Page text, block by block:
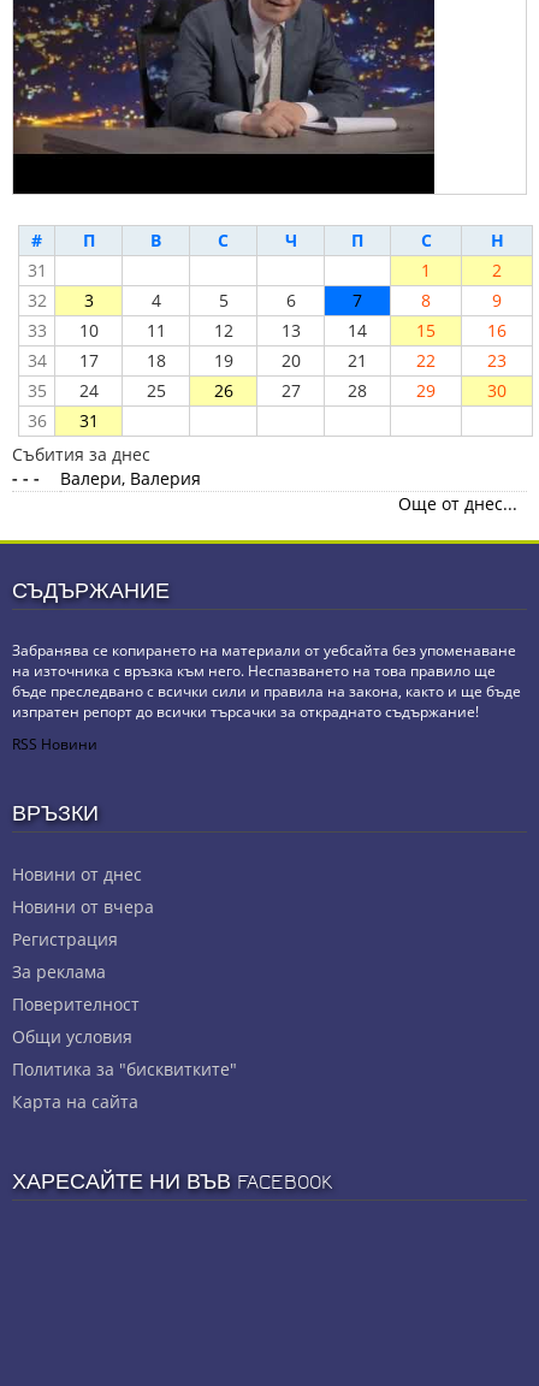
# П В С Ч П С
Н
31
1
2
32
3 4 5 6 7 8
9
33
10 11 12 13 14 15
16
34
17 18 19 20 21 22
23
35
24 25 26 27 28 29
30
36
31
Събития за днес
- - -
Валери, Валерия
Още от днес...
СЪДЪРЖАНИЕ
Забранява се копирането на материали от уебсайта без упоменаване
на източника с връзка към него. Неспазването на това правило ще
бъде преследвано с всички сили и правила на закона, както и ще бъде
изпратен репорт до всички търсачки за откраднато съдържание!
RSS Новини
ВРЪЗКИ
Новини от днес
Новини от вчера
Регистрация
За реклама
Πoвepитeлнocт
Общи условия
Политика за "бисквитките"
Карта на сайта
ХАРЕСАЙТЕ НИ ВЪВ FACEBOOK